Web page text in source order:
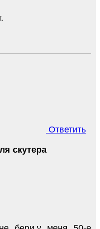
Ответить
скутера